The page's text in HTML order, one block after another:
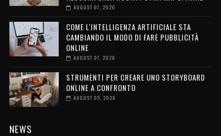
AUGUST 07, 2026
COME L'INTELLIGENZA ARTIFICIALE STA
CAMBIANDO IL MODO DI FARE PUBBLICITÀ
ONLINE
AUGUST 07, 2026
STRUMENTI PER CREARE UNO STORYBOARD
ONLINE A CONFRONTO
AUGUST 05, 2026
NEWS